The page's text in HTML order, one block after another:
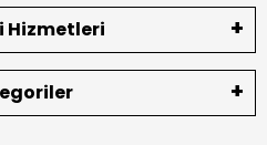
Hizmetleri